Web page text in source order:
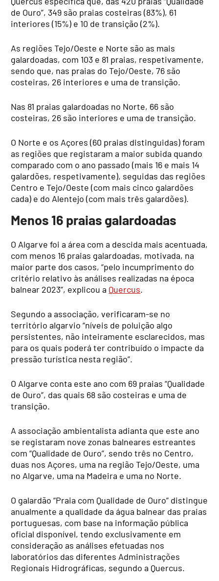
de Ouro”, 349 são praias costeiras (83%), 61
interiores (15%) e 10 de transição (2%).
As regiões Tejo/Oeste e Norte são as mais
galardoadas, com 103 e 81 praias, respetivamente,
sendo que, nas praias do Tejo/Oeste, 76 são
costeiras, 26 interiores e uma de transição.
Nas 81 praias galardoadas no Norte, 66 são
costeiras, 26 são interiores e uma de transição.
O Norte e os Açores (60 praias distinguidas) foram
as regiões que registaram a maior subida quando
comparado com o ano passado (mais 16 e mais 14
galardões, respetivamente), seguidas das regiões
Centro e Tejo/Oeste (com mais cinco galardões
cada) e do Alentejo (com mais três galardões).
Menos 16 praias galardoadas
O Algarve foi a área com a descida mais acentuada,
com menos 16 praias galardoadas, motivada, na
maior parte dos casos, “pelo incumprimento do
critério relativo às análises realizadas na época
balnear 2023”, explicou a Quercus.
Segundo a associação, verificaram-se no
território algarvio “níveis de poluição algo
persistentes, não inteiramente esclarecidos, mas
para os quais poderá ter contribuído o impacte da
pressão turística nesta região”.
O Algarve conta este ano com 69 praias “Qualidade
de Ouro”, das quais 68 são costeiras e uma de
transição.
A associação ambientalista adianta que este ano
se registaram nove zonas balneares estreantes
com “Qualidade de Ouro”, sendo três no Centro,
duas nos Açores, uma na região Tejo/Oeste, uma
no Algarve, uma na Madeira e uma no Norte.
O galardão “Praia com Qualidade de Ouro” distingue
anualmente a qualidade da água balnear das praias
portuguesas, com base na informação pública
oficial disponível, tendo exclusivamente em
consideração as análises efetuadas nos
laboratórios das diferentes Administrações
Regionais Hidrográficas, segundo a Quercus.